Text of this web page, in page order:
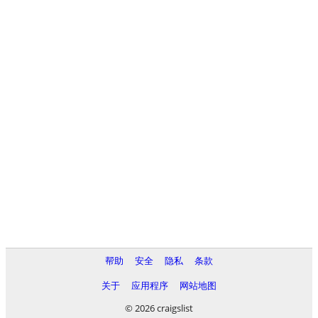
帮助 安全 隐私
条款
关于
应用程序
网站地图
© 2026 craigslist